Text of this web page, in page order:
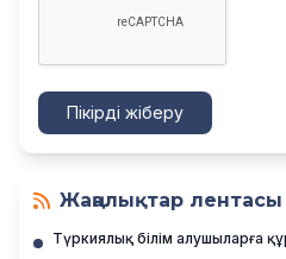
Пікірді жіберу
Жаңалықтар лентасы
Түркиялық білім алушыларға